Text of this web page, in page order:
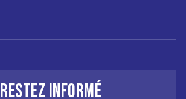
RESTEZ INFORMÉ